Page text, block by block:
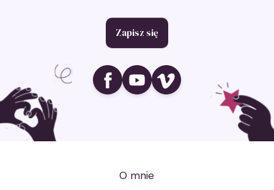
Zapisz się
Ikona social media
Ikona social media
Ikona social media
O mnie